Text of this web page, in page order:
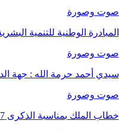
صوت وصورة
المبادرة الوطنية للتنمية
صوت وصورة
سيدي أحمد حرمة الله : جهة
صوت وصورة
خطاب الملك بمناسبة الذكرى 27 لعيد العرش.